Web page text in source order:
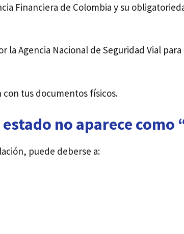
Financiera de Colombia y su
la Agencia Nacional de Seguridad Vial
tus documentos físicos.
estado no aparece como
puede deberse a: